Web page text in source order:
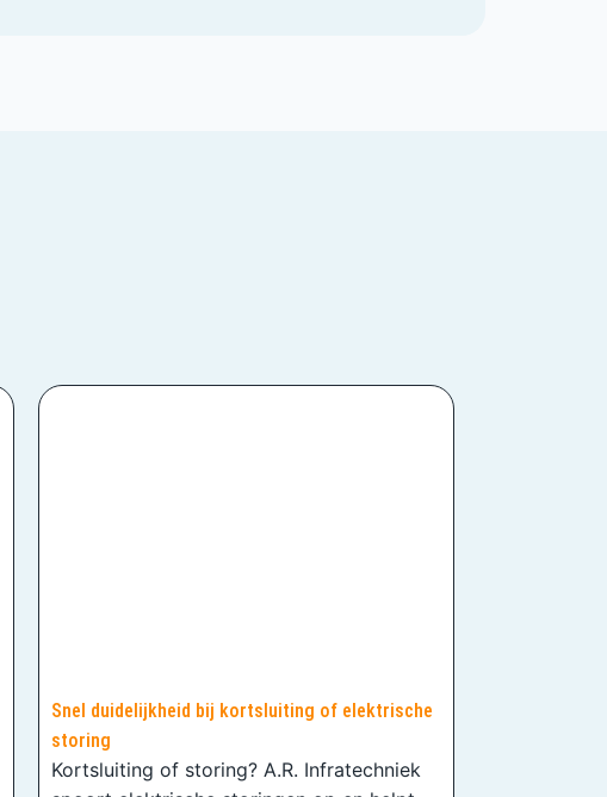
Snel duidelijkheid bij kortsluiting of elektrische
storing
Kortsluiting of storing? A.R. Infratechniek